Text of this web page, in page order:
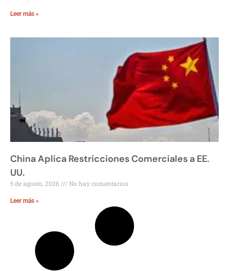
Leer más »
China Aplica Restricciones Comerciales a EE.
UU.
5 de agosto, 2026 No hay comentarios
Leer más »